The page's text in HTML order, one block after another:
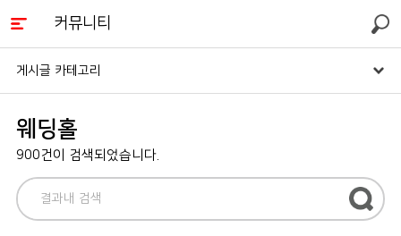
커뮤니티 검색
게시글 카테고리
웨딩홀
900건이 검색되었습니다.